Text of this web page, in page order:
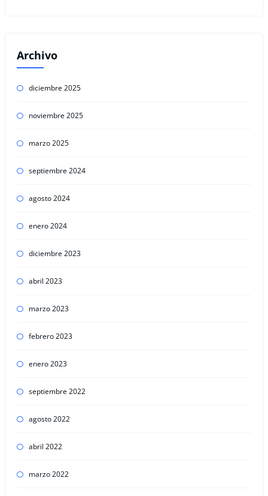
Archivo
diciembre 2025
noviembre 2025
marzo 2025
septiembre 2024
agosto 2024
enero 2024
diciembre 2023
abril 2023
marzo 2023
febrero 2023
enero 2023
septiembre 2022
agosto 2022
abril 2022
marzo 2022